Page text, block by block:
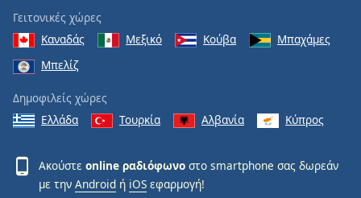
Γειτονικές χώρες
Καναδάς
Μεξικό Κούβα
Μπαχάμες
Μπελίζ
Δημοφιλείς χώρες
Ελλάδα
Τουρκία Αλβανία Κύπρος
Ακούστε online ραδιόφωνο στο smartphone σας δωρεάν
με την Android ή iOS εφαρμογή!